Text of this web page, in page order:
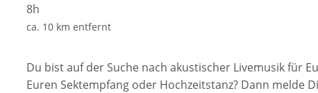
8h
ca. 10 km entfernt
Du bist auf der Suche nach akustischer Livemusik für
Euren Sektempfang oder Hochzeitstanz? Dann melde